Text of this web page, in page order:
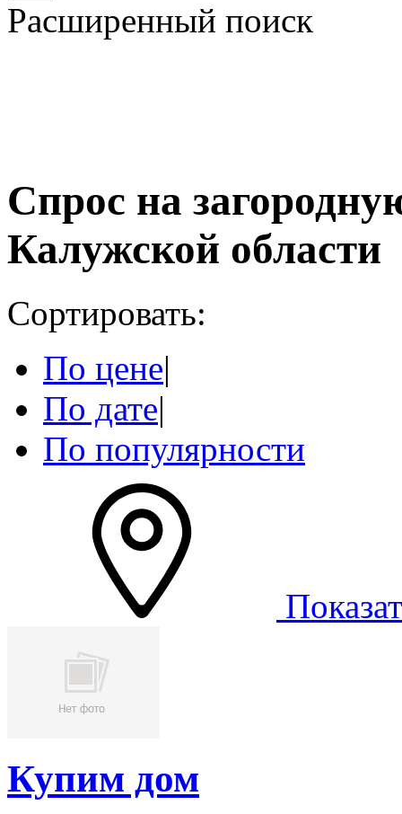
Расширенный поиск
Спрос на
Калужской области
Сортировать:
По цене|
По дате|
По популярности
Купим дом